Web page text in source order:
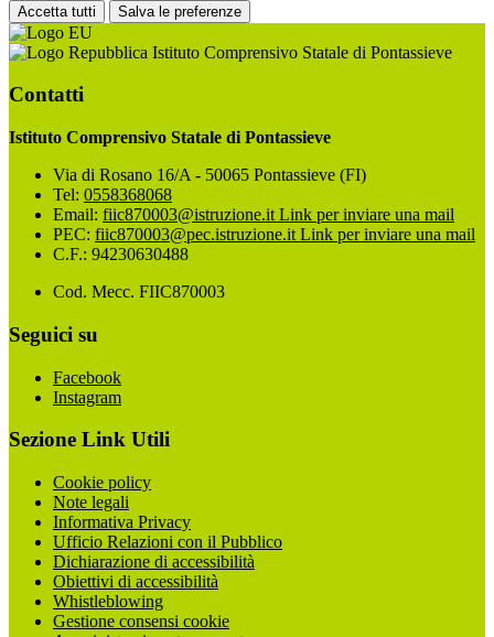
Accetta tutti Salva le preferenze
Istituto Comprensivo Statale di Pontassieve
Contatti
Istituto Comprensivo Statale di Pontassieve
Via di Rosano 16/A - 50065 Pontassieve (FI)
Tel: 0558368068
Email: fiic870003@istruzione.it Link per inviare una mail
PEC: fiic870003@pec.istruzione.it Link per inviare una mail
C.F.: 94230630488
Cod. Mecc. FIIC870003
Seguici su
Facebook
Instagram
Sezione Link Utili
Cookie policy
Note legali
Informativa Privacy
Ufficio Relazioni con il Pubblico
Dichiarazione di accessibilità
Obiettivi di accessibilità
Whistleblowing
Gestione consensi cookie